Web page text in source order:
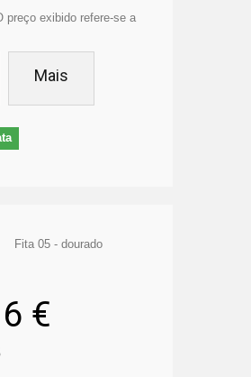
preço exibido refere-se a
Mais
€